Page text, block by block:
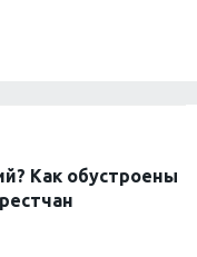
Как обустроены